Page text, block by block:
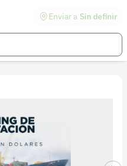
Enviar a Sin definir